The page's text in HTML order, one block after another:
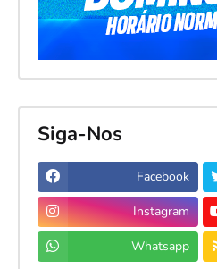
Siga-Nos
Facebook
Instagram
Whatsapp